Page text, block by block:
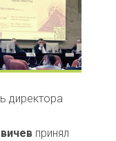
директора
принял